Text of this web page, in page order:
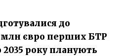
до
млн євро перших БТР
року планують